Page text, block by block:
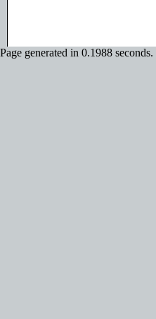
Page generated in 0.1988 seconds.